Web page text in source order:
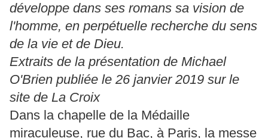
développe dans ses romans sa vision de
l'homme, en perpétuelle recherche du sens
de la vie et de Dieu.
Extraits de la présentation de Michael
O'Brien publiée le 26 janvier 2019 sur le
site de La Croix
Dans la chapelle de la Médaille
miraculeuse, rue du Bac, à Paris, la messe